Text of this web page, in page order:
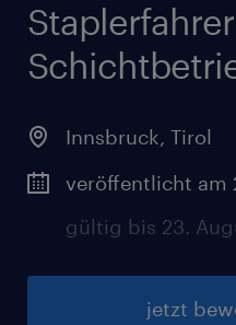
Innsbruck, Tirol
veröffentlicht am
gültig bis 23.
jetzt